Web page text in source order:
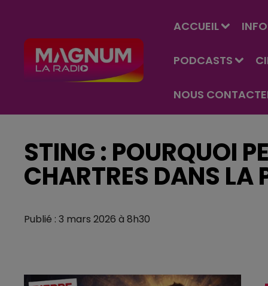
ACCUEIL
PODCASTS
NOUS
STING : POURQUOI
CHARTRES DANS LA
Publié : 3 mars 2026 à 8h30